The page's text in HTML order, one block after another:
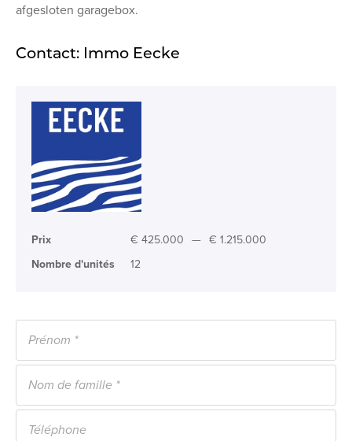
afgesloten garagebox.
Contact: Immo Eecke
Prix € 425.000 — € 1.215.000
Nombre d'unités
12